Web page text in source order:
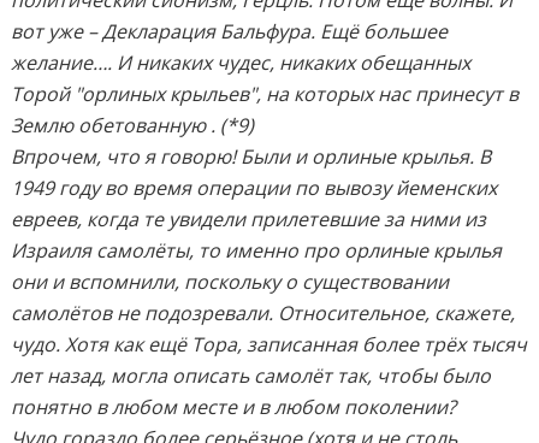
вот уже – Декларация Бальфура. Ещё большее
желание…. И никаких чудес, никаких обещанных
Торой "орлиных крыльев", на которых нас принесут в
Землю обетованную . (*9)
Впрочем, что я говорю! Были и орлиные крылья. В
1949 году во время операции по вывозу йеменских
евреев, когда те увидели прилетевшие за ними из
Израиля самолёты, то именно про орлиные крылья
они и вспомнили, поскольку о существовании
самолётов не подозревали. Относительное, скажете,
чудо. Хотя как ещё Тора, записанная более трёх тысяч
лет назад, могла описать самолёт так, чтобы было
понятно в любом месте и в любом поколении?